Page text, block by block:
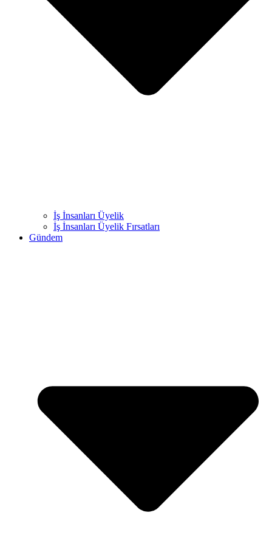
İş İnsanları Üyelik
İş İnsanları Üyelik Fırsatları
Gündem